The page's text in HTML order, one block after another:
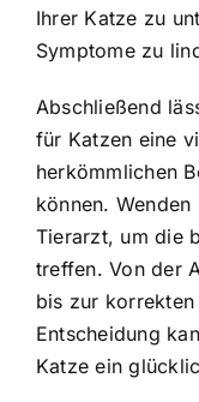
Ihrer Katze zu
Symptome zu
Abschließend
für Katzen eine
herkömmlichen
können.
Tierarzt, um die
treffen. Von der
bis zur
Entscheidung
Katze ein